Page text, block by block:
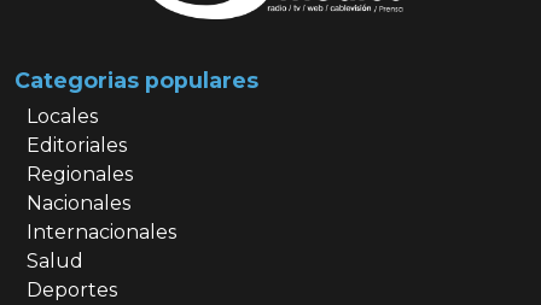
Categorias populares
Locales
Editoriales
Regionales
Nacionales
Internacionales
Salud
Deportes